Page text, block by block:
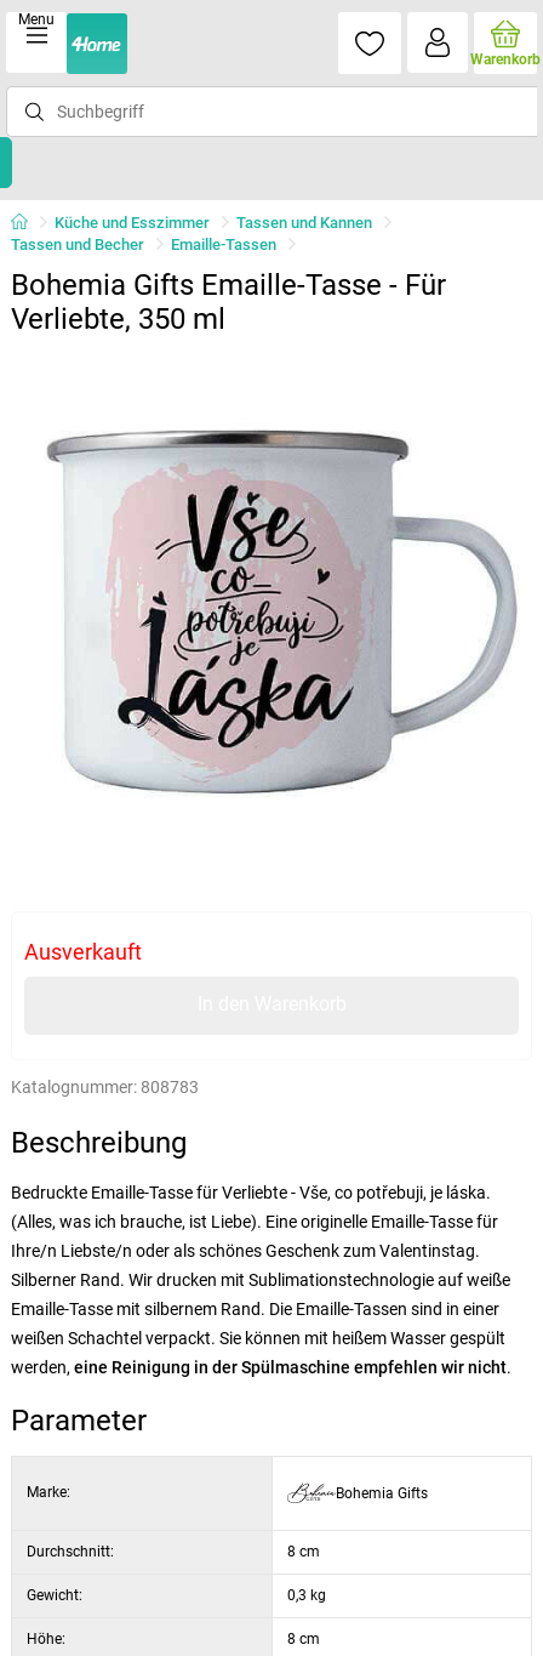
Menu
Warenkorb
Küche und Esszimmer
Tassen und Kannen
Tassen und Becher
Emaille-Tassen
Bohemia Gifts Emaille-Tasse - Für
Verliebte, 350 ml
Ausverkauft
Katalognummer: 808783
Beschreibung
Bedruckte Emaille-Tasse für Verliebte - Vše, co potřebuji, je láska.
(Alles, was ich brauche, ist Liebe). Eine originelle Emaille-Tasse für
Ihre/n Liebste/n oder als schönes Geschenk zum Valentinstag.
Silberner Rand. Wir drucken mit Sublimationstechnologie auf weiße
Emaille-Tasse mit silbernem Rand. Die Emaille-Tassen sind in einer
weißen Schachtel verpackt. Sie können mit heißem Wasser gespült
werden, eine Reinigung in der Spülmaschine empfehlen wir nicht.
Parameter
Marke: Bohemia Gifts
Durchschnitt: 8 cm
Gewicht: 0,3 kg
Höhe: 8 cm